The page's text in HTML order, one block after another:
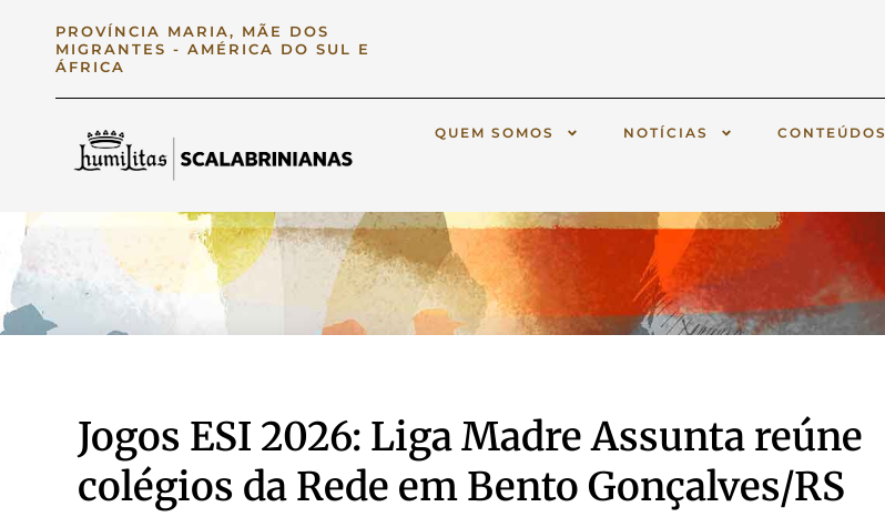
PROVÍNCIA MARIA, MÃE DOS
MIGRANTES - AMÉRICA DO SUL E
ÁFRICA
QUEM SOMOS NOTÍCIAS CONTEÚDOS
Jogos ESI 2026: Liga Madre Assunta reúne
colégios da Rede em Bento Gonçalves/RS